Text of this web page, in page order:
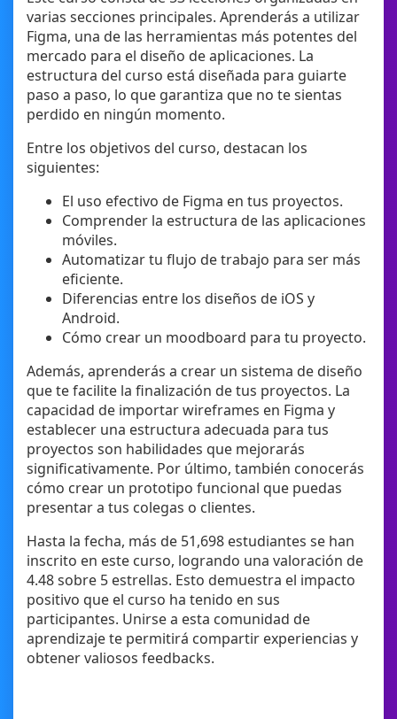
varias secciones principales. Aprenderás a utilizar
Figma, una de las herramientas más potentes del
mercado para el diseño de aplicaciones. La
estructura del curso está diseñada para guiarte
paso a paso, lo que garantiza que no te sientas
perdido en ningún momento.
Entre los objetivos del curso, destacan los
siguientes:
El uso efectivo de Figma en tus proyectos.
Comprender la estructura de las aplicaciones
móviles.
Automatizar tu flujo de trabajo para ser más
eficiente.
Diferencias entre los diseños de iOS y
Android.
Cómo crear un moodboard para tu proyecto.
Además, aprenderás a crear un sistema de diseño
que te facilite la finalización de tus proyectos. La
capacidad de importar wireframes en Figma y
establecer una estructura adecuada para tus
proyectos son habilidades que mejorarás
significativamente. Por último, también conocerás
cómo crear un prototipo funcional que puedas
presentar a tus colegas o clientes.
Hasta la fecha, más de 51,698 estudiantes se han
inscrito en este curso, logrando una valoración de
4.48 sobre 5 estrellas. Esto demuestra el impacto
positivo que el curso ha tenido en sus
participantes. Unirse a esta comunidad de
aprendizaje te permitirá compartir experiencias y
obtener valiosos feedbacks.